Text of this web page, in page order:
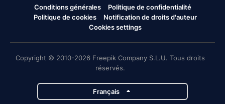
Conditions générales
Politique de confidentialité
Politique de cookies
Notification de droits d'auteur
Cookies settings
Copyright © 2010-2026 Freepik Company S.L.U. Tous droits
réservés.
Français